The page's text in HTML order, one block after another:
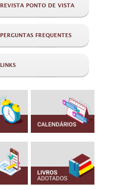
REVISTA PONTO DE VISTA
PERGUNTAS FREQUENTES
LINKS